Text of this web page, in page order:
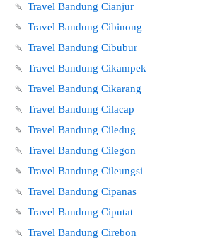
🍡 Travel Bandung Cianjur
🍡 Travel Bandung Cibinong
🍡 Travel Bandung Cibubur
🍡 Travel Bandung Cikampek
🍡 Travel Bandung Cikarang
🍡 Travel Bandung Cilacap
🍡 Travel Bandung Ciledug
🍡 Travel Bandung Cilegon
🍡 Travel Bandung Cileungsi
🍡 Travel Bandung Cipanas
🍡 Travel Bandung Ciputat
🍡 Travel Bandung Cirebon